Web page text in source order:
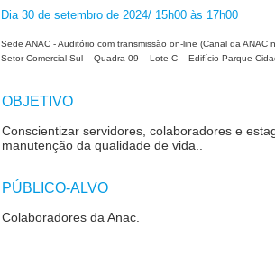
Dia 30 de setembro de 2024/ 15h00 às 17h00
Sede ANAC - Auditório com transmissão on-line (Canal da ANAC
Setor Comercial Sul – Quadra 09 – Lote C – Edifício Parque
OBJETIVO
Conscientizar servidores, colaboradores e
manutenção da qualidade de vida.
PÚBLICO-ALVO
Colaboradores da Anac